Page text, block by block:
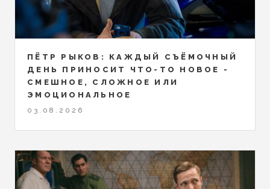
ПЁТР РЫКОВ: КАЖДЫЙ СЪЁМОЧНЫЙ
ДЕНЬ ПРИНОСИТ ЧТО-ТО НОВОЕ -
СМЕШНОЕ, СЛОЖНОЕ ИЛИ
ЭМОЦИОНАЛЬНОЕ
03.08.2026